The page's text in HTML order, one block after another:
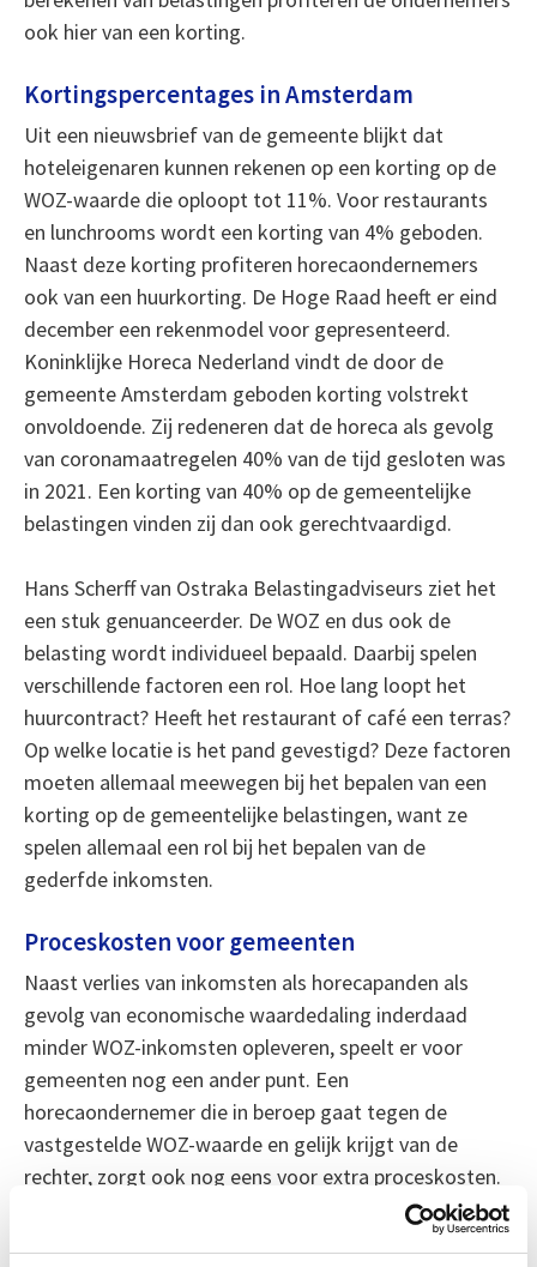
ook hier van een korting.
Kortingspercentages in Amsterdam
Uit een nieuwsbrief van de gemeente blijkt dat
hoteleigenaren kunnen rekenen op een korting op de
WOZ-waarde die oploopt tot 11%. Voor restaurants
en lunchrooms wordt een korting van 4% geboden.
Naast deze korting profiteren horecaondernemers
ook van een huurkorting. De Hoge Raad heeft er eind
december een rekenmodel voor gepresenteerd.
Koninklijke Horeca Nederland vindt de door de
gemeente Amsterdam geboden korting volstrekt
onvoldoende. Zij redeneren dat de horeca als gevolg
van coronamaatregelen 40% van de tijd gesloten was
in 2021. Een korting van 40% op de gemeentelijke
belastingen vinden zij dan ook gerechtvaardigd.
Hans Scherff van Ostraka Belastingadviseurs ziet het
een stuk genuanceerder. De WOZ en dus ook de
belasting wordt individueel bepaald. Daarbij spelen
verschillende factoren een rol. Hoe lang loopt het
huurcontract? Heeft het restaurant of café een terras?
Op welke locatie is het pand gevestigd? Deze factoren
moeten allemaal meewegen bij het bepalen van een
korting op de gemeentelijke belastingen, want ze
spelen allemaal een rol bij het bepalen van de
gederfde inkomsten.
Proceskosten voor gemeenten
Naast verlies van inkomsten als horecapanden als
gevolg van economische waardedaling inderdaad
minder WOZ-inkomsten opleveren, speelt er voor
gemeenten nog een ander punt. Een
horecaondernemer die in beroep gaat tegen de
vastgestelde WOZ-waarde en gelijk krijgt van de
rechter, zorgt ook nog eens voor extra proceskosten.
Voor alle verloren zaken draait de gemeente daar
immers voor op. Deze kosten kunnen oplopen tot